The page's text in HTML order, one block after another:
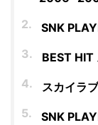
SNK
BEST HIT
スカイラ
SNK